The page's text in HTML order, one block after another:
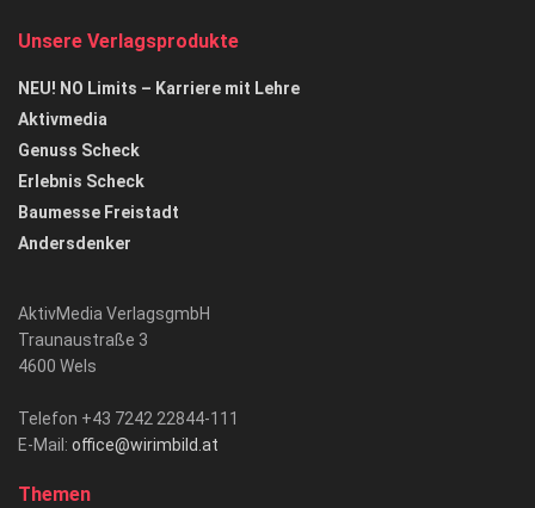
Unsere Verlagsprodukte
NEU! NO Limits – Karriere mit Lehre
Aktivmedia
Genuss Scheck
Erlebnis Scheck
Baumesse Freistadt
Andersdenker
AktivMedia VerlagsgmbH
Traunaustraße 3
4600 Wels
Telefon +43 7242 22844-111
E-Mail: office@wirimbild.at
Themen